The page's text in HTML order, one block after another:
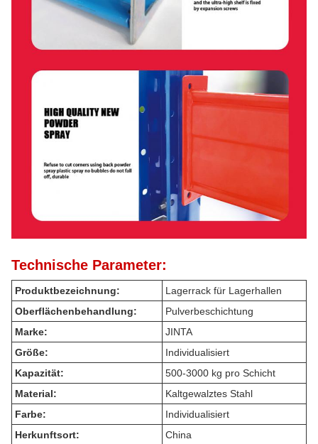
Technische Parameter:
Produktbezeichnung:
Lagerrack für Lagerhallen
Oberflächenbehandlung:
Pulverbeschichtung
Marke:
JINTA
Größe:
Individualisiert
Kapazität:
500-3000 kg pro Schicht
Material:
Kaltgewalztes Stahl
Farbe:
Individualisiert
Herkunftsort:
China